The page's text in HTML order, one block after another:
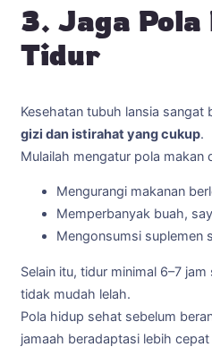
3. Jaga
Tidur
Kesehatan tubuh lansia sangat
gizi dan istirahat yang cukup.
Mulailah mengatur pola makan
Mengurangi makanan
Memperbanyak buah,
Mengonsumsi suplemen
Selain itu, tidur minimal 6–7
tidak mudah lelah.
Pola hidup sehat sebelum
jamaah beradaptasi lebih